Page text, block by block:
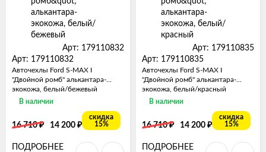
Арт: 179110832
Арт: 179110832
Авточехлы Ford S-MAX I
"Двойной ромб" алькантара-
экокожа, белый/бежевый
В наличии
16 710₽ 14 200 ₽
скидка
15%
ПОДРОБНЕЕ
Арт: 179110835
Арт: 179110835
Авточехлы Ford S-MAX I
"Двойной ромб" алькантара-
экокожа, белый/красный
В наличии
16 710₽ 14 200 ₽
скидка
15%
ПОДРОБНЕЕ